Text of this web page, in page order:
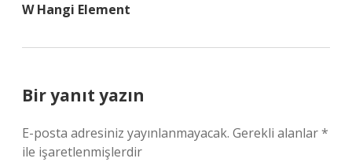
W Hangi Element
Bir yanıt yazın
E-posta adresiniz yayınlanmayacak. Gerekli alanlar*
ile işaretlenmişlerdir